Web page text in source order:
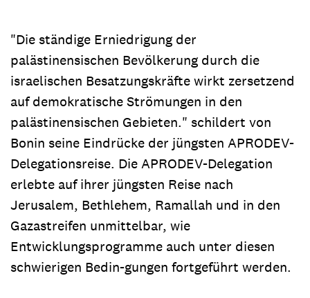
"Die ständige Erniedrigung der
palästinensischen Bevölkerung durch die
israelischen Besatzungskräfte wirkt zersetzend
auf demokratische Strömungen in den
palästinensischen Gebieten." schildert von
Bonin seine Eindrücke der jüngsten APRODEV-
Delegationsreise. Die APRODEV-Delegation
erlebte auf ihrer jüngsten Reise nach
Jerusalem, Bethlehem, Ramallah und in den
Gazastreifen unmittelbar, wie
Entwicklungsprogramme auch unter diesen
schwierigen Bedin-gungen fortgeführt werden.